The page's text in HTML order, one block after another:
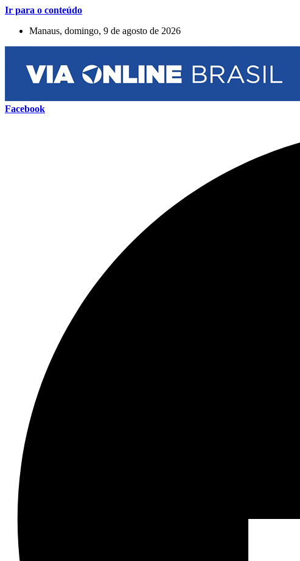
Ir para o conteúdo
Manaus, domingo, 9 de agosto de 2026
Facebook